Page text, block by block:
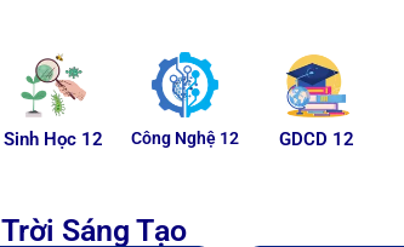
Sinh Học 12 Công Nghệ 12 GDCD 12
Sáng Tạo